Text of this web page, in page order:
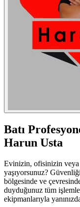
Batı
Harun Usta
Evinizin, ofisinizin veya
yaşıyorsunuz?
bölgesinde ve
duyduğunuz tüm
ekipmanlarıyla